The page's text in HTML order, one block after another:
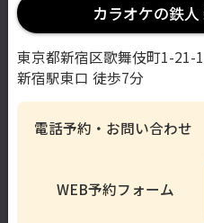
カラオケの鉄
東京都新宿区歌舞伎町1-21-
新宿駅東口 徒歩7分
電話予約・お問い合わせ
WEB予約フォーム